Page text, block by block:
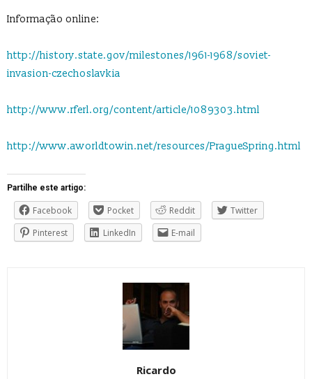
Informação online:
http://history.state.gov/milestones/1961-1968/soviet-
invasion-czechoslavkia
http://www.rferl.org/content/article/1089303.html
http://www.aworldtowin.net/resources/PragueSpring.html
Partilhe este artigo:
Facebook Pocket Reddit
Twitter
Pinterest
LinkedIn E-mail
Ricardo